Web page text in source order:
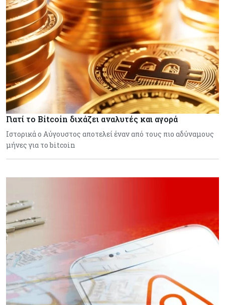
Γιατί το Bitcoin διχάζει αναλυτές και αγορά
Ιστορικά ο Αύγουστος αποτελεί έναν από τους πιο αδύναμους
μήνες για το bitcoin